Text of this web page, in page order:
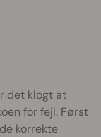
det klogt at
for fejl. Først
korrekte